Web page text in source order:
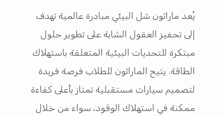
يُعد ماراثون شل البيئي مبادرة عالمية تهدف
إلى تحفيز العقول الشابة على تطوير حلول
مبتكرة للتحديات البيئية المتعلقة باستهلاك
الطاقة. يتيح الماراثون للطلاب فرصة فريدة
لتصميم سيارات مستقبلية تمتاز بأعلى كفاءة
ممكنة في استهلاك الوقود، سواء من خلال